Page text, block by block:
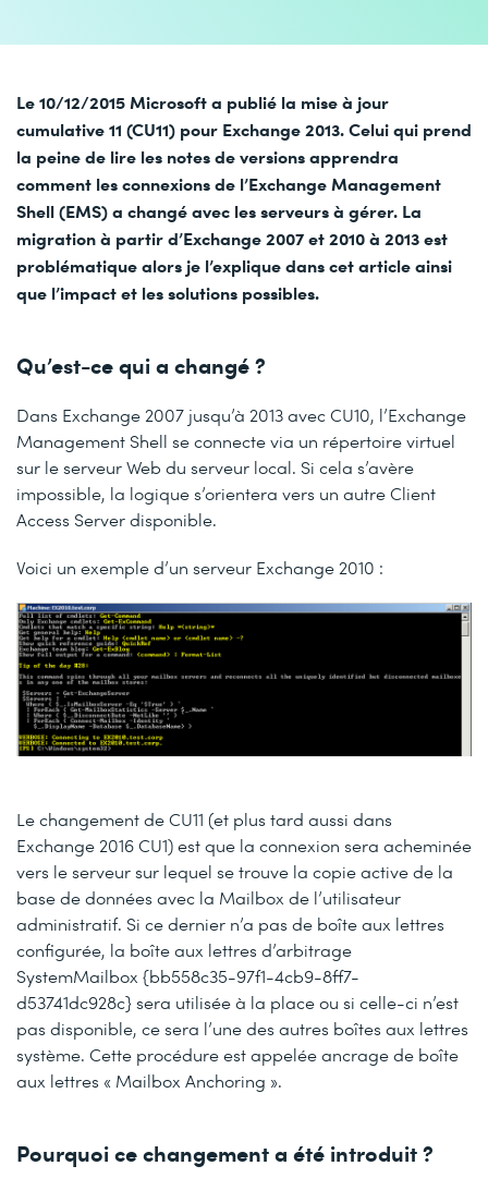
Le 10/12/2015 Microsoft a publié la mise à jour
cumulative 11 (CU11) pour Exchange 2013. Celui qui prend
la peine de lire les notes de versions apprendra
comment les connexions de l’Exchange Management
Shell (EMS) a changé avec les serveurs à gérer. La
migration à partir d’Exchange 2007 et 2010 à 2013 est
problématique alors je l’explique dans cet article ainsi
que l’impact et les solutions possibles.
Qu’est-ce qui a changé ?
Dans Exchange 2007 jusqu’à 2013 avec CU10, l’Exchange
Management Shell se connecte via un répertoire virtuel
sur le serveur Web du serveur local. Si cela s’avère
impossible, la logique s’orientera vers un autre Client
Access Server disponible.
Voici un exemple d’un serveur Exchange 2010 :
Le changement de CU11 (et plus tard aussi dans
Exchange 2016 CU1) est que la connexion sera acheminée
vers le serveur sur lequel se trouve la copie active de la
base de données avec la Mailbox de l’utilisateur
administratif. Si ce dernier n’a pas de boîte aux lettres
configurée, la boîte aux lettres d’arbitrage
SystemMailbox {bb558c35-97f1-4cb9-8ff7-
d53741dc928c}sera utilisée à la place ou si celle-ci n’est
pas disponible, ce sera l’une des autres boîtes aux lettres
système. Cette procédure est appelée ancrage de boîte
aux lettres « Mailbox Anchoring ».
Pourquoi ce changement a été introduit ?